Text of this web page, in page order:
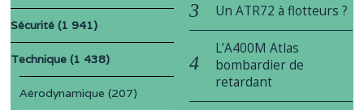
Sécurité (1 941)
Technique (1 438)
Aérodynamique (207)
Un ATR72 à flotteurs ?
L’A400M Atlas
bombardier de
retardant